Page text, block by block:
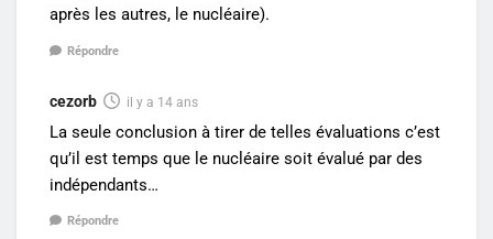
après les autres, le nucléaire).
Répondre
cezorb il y a 14 ans
La seule conclusion à tirer de telles évaluations c’est
qu’il est temps que le nucléaire soit évalué par des
indépendants…
Répondre